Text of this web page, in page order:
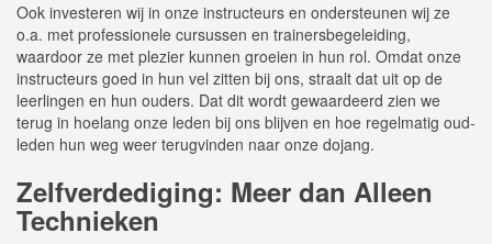
Ook investeren wij in onze instructeurs en ondersteunen wij ze
o.a. met professionele cursussen en trainersbegeleiding,
waardoor ze met plezier kunnen groeien in hun rol. Omdat onze
instructeurs goed in hun vel zitten bij ons, straalt dat uit op de
leerlingen en hun ouders. Dat dit wordt gewaardeerd zien we
terug in hoelang onze leden bij ons blijven en hoe regelmatig oud-
leden hun weg weer terugvinden naar onze dojang.
Zelfverdediging: Meer dan Alleen
Technieken